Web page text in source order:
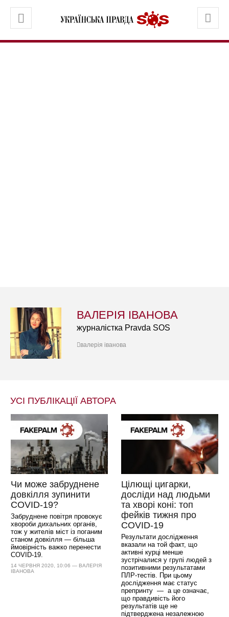
ВАЛЕРІЯ ІВАНОВА
журналістка Pravda SOS
валерія іванова
УСІ ПУБЛІКАЦІЇ АВТОРА
Чи може забруднене
довкілля зупинити
COVID-19?
Забруднене повітря провокує
хвороби дихальних органів,
тож у жителів міст із поганим
станом довкілля — більша
ймовірність важко перенести
COVID-19.
14 ЧЕРВНЯ 2020, 10:06 — ВАЛЕРІЯ
ІВАНОВА
Цілющі цигарки,
досліди над людьми
та хворі коні: топ
фейків тижня про
COVID-19
Результати дослідження
вказали на той факт, що
активні курці менше
зустрічалися у групі людей з
позитивними результатами
ПЛР-тестів. При цьому
дослідження має статус
препринту — а це означає,
що правдивість його
результатів ще не
підтверджена незалежною